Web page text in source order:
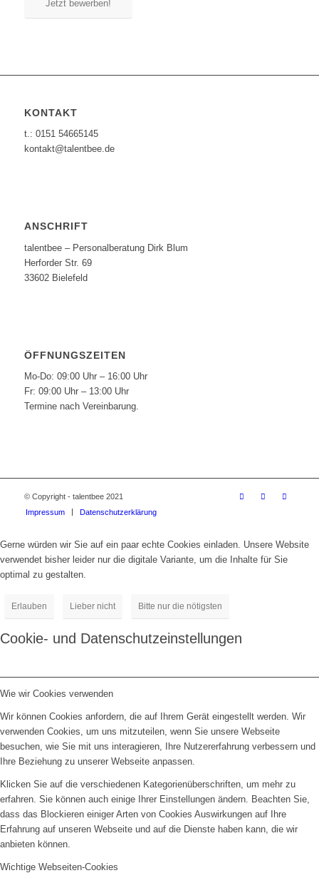
Jetzt bewerben!
KONTAKT
t.: 0151 54665145
kontakt@talentbee.de
ANSCHRIFT
talentbee – Personalberatung Dirk Blum
Herforder Str. 69
33602 Bielefeld
ÖFFNUNGSZEITEN
Mo-Do: 09:00 Uhr – 16:00 Uhr
Fr: 09:00 Uhr – 13:00 Uhr
Termine nach Vereinbarung.
© Copyright - talentbee 2021
Impressum
Datenschutzerklärung
Gerne würden wir Sie auf ein paar echte Cookies einladen. Unsere Website
verwendet bisher leider nur die digitale Variante, um die Inhalte für Sie
optimal zu gestalten.
Erlauben Lieber nicht Bitte nur die nötigsten
Cookie- und Datenschutzeinstellungen
Wie wir Cookies verwenden
Wir können Cookies anfordern, die auf Ihrem Gerät eingestellt werden. Wir
verwenden Cookies, um uns mitzuteilen, wenn Sie unsere Webseite
besuchen, wie Sie mit uns interagieren, Ihre Nutzererfahrung verbessern und
Ihre Beziehung zu unserer Webseite anpassen.
Klicken Sie auf die verschiedenen Kategorienüberschriften, um mehr zu
erfahren. Sie können auch einige Ihrer Einstellungen ändern. Beachten Sie,
dass das Blockieren einiger Arten von Cookies Auswirkungen auf Ihre
Erfahrung auf unseren Webseite und auf die Dienste haben kann, die wir
anbieten können.
Wichtige Webseiten-Cookies